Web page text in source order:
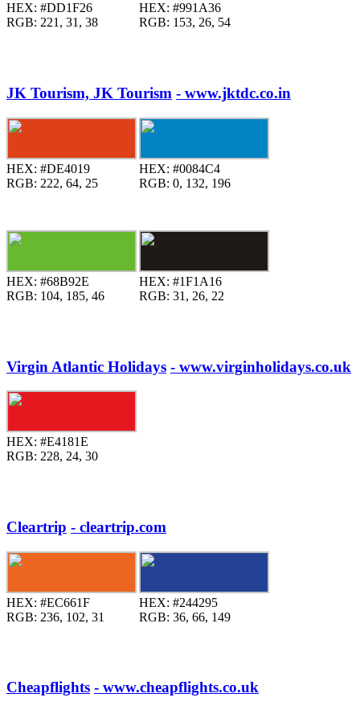
HEX: #DD1F26
RGB: 221, 31, 38
HEX: #991A36
RGB: 153, 26, 54
JK Tourism, JK Tourism - www.jktdc.co.in
HEX: #DE4019
RGB: 222, 64, 25
HEX: #0084C4
RGB: 0, 132, 196
HEX: #68B92E
RGB: 104, 185, 46
HEX: #1F1A16
RGB: 31, 26, 22
Virgin Atlantic Holidays - www.virginholidays.co.uk
HEX: #E4181E
RGB: 228, 24, 30
Cleartrip - cleartrip.com
HEX: #EC661F
RGB: 236, 102, 31
HEX: #244295
RGB: 36, 66, 149
Cheapflights - www.cheapflights.co.uk